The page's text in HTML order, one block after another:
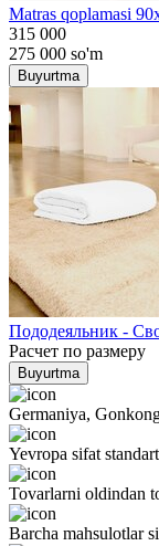
Matras qoplamasi
315 000
275 000 so'm
Buyurtma
Пододеяльник -
Расчет по размеру
Buyurtma
Germaniya,
Yevropa sifat
Tovarlarni oldindan
Barcha mahsulotlar